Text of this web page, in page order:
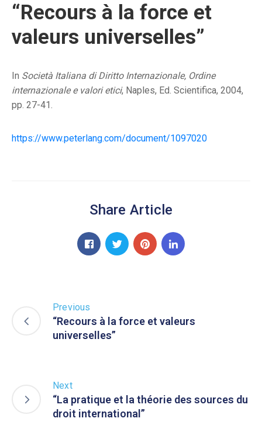
“Recours à la force et
valeurs universelles”
In Società Italiana di Diritto Internazionale, Ordine
internazionale e valori etici, Naples, Ed. Scientifica, 2004,
pp. 27-41.
https://www.peterlang.com/document/1097020
Share Article
Previous
“Recours à la force et valeurs
universelles”
Next
“La pratique et la théorie des sources du
droit international”